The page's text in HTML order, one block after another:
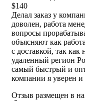
$140
Делал заказ у
доволен, работа
вопросы
объясняют как
с доставкой, так как
удаленный регион
самый быстрый и
компании я уверен и
Отзыв размещен в